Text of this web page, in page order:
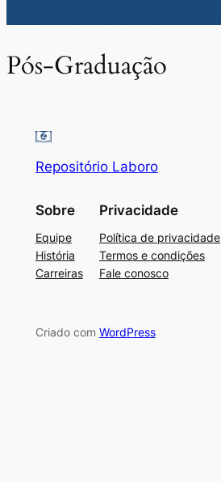
Pós-Graduação
Repositório Laboro
Sobre
Equipe
História
Carreiras
Privacidade
Política de privacidade
Termos e condições
Fale conosco
Criado com WordPress